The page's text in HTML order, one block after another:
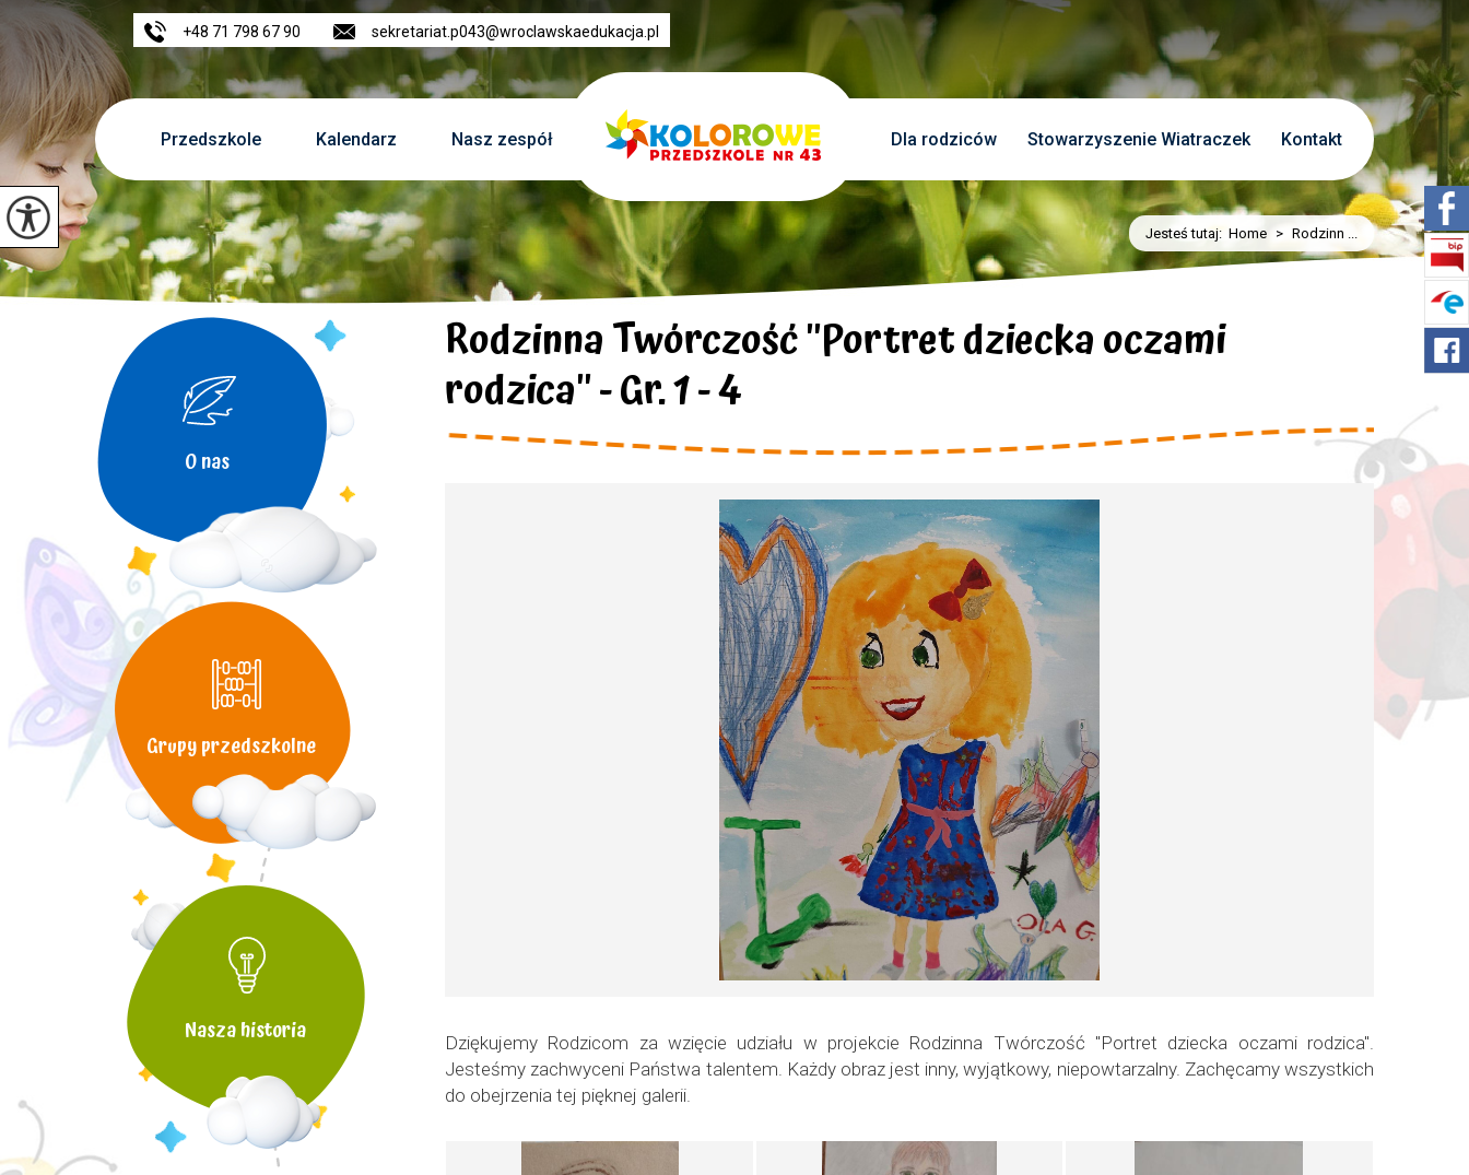
sekretariat.p043@wroclawskaedukacja.pl
+48 71 798 67 90
Przedszkole Kalendarz Nasz zespół Dla rodziców Stowarzyszenie Wiatraczek Kontakt
Jesteś tutaj: Home > Rodzinn ...
Rodzinna Twórczość ''Portret dziecka oczami
rodzica'' - Gr. 1 - 4
Dziękujemy Rodzicom za wzięcie udziału w projekcie Rodzinna Twórczość "Portret dziecka oczami rodzica".
Jesteśmy zachwyceni Państwa talentem. Każdy obraz jest inny, wyjątkowy, niepowtarzalny. Zachęcamy wszystkich
do obejrzenia tej pięknej galerii.
O nas
Grupy przedszkolne
Nasza historia